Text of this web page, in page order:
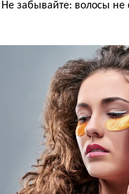
забывайте: волосы не